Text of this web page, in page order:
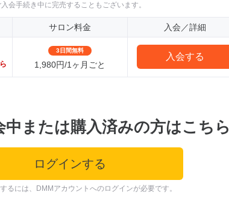
入会手続き中に完売することもございます。
サロン料金 入会／詳細
3日間無料
1,980円/1ヶ月ごと
入会する
中または購入済みの方はこちら
ログインする
るには、DMMアカウントへのログインが必要です。